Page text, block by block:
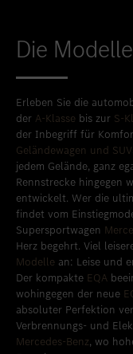
Die
Erleben Sie die
der A-Klasse bis zur S-
der Inbegriff für
Geländewagen und
jedem Gelände, ganz
Rennstrecke hingegen
entwickelt. Wer die
findet vom
Supersportwagen
Herz begehrt. Viel
Modelle an: Leise und
Der kompakte EQA
wohingegen der neue
absoluter Perfektion
Verbrennungs- und
Mercedes-Benz, wo